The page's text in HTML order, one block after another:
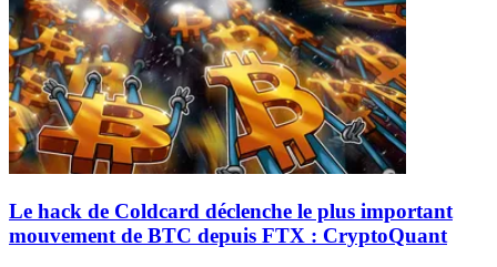
Le hack de Coldcard déclenche le plus important
mouvement de BTC depuis FTX : CryptoQuant